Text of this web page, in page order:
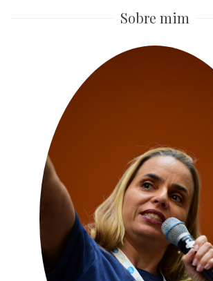
Sobre mim